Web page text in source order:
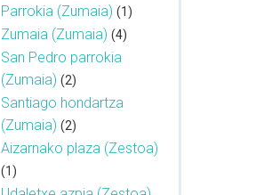
Parrokia (Zumaia) (1)
Zumaia (Zumaia) (4)
San Pedro parrokia
(Zumaia) (2)
Santiago hondartza
(Zumaia) (2)
Aizarnako plaza (Zestoa)
(1)